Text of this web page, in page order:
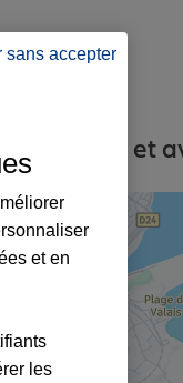
contacts et
sans accepter
et en
les